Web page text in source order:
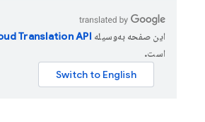
این صفحه به‌وسیله
است.